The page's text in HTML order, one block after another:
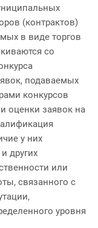
(контрактов)
в виде торгов
со
подаваемых
конкурсов
оценки заявок на
у них
других
или
связанного с
уровня